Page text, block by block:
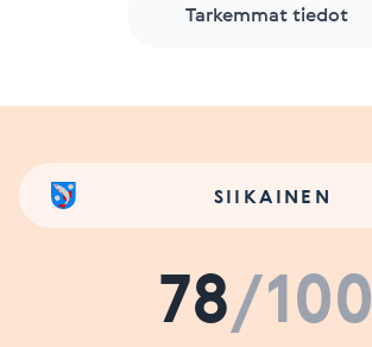
Tarkemmat tiedot
SIIKAINEN
78/100